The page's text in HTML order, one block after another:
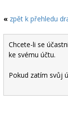
« zpět k přehledu
Chcete-li se
ke svému účtu.
Pokud zatím svůj